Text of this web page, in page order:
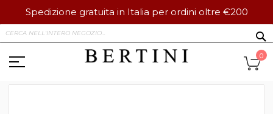
Spedizione gratuita in Italia per ordini oltre €200
al
contenuto
0